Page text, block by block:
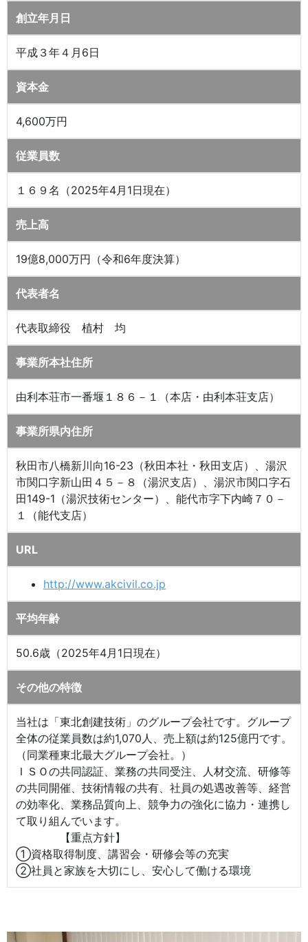
創立年月日
平成３年４月6日
資本金
4,600万円
従業員数
１６９名（2025年4月1日現在）
売上高
19億8,000万円（令和6年度決算）
代表者名
代表取締役 植村 均
事業所本社住所
由利本荘市一番堰１８６－１（本店・由利本荘支店）
事業所県内住所
秋田市八橋新川向16-23（秋田本社・秋田支店）、湯沢
市関口字新山田４５－８（湯沢支店）、湯沢市関口字石
田149-1（湯沢技術センター）、能代市字下内崎７０－
１（能代支店）
URL
http://www.akcivil.co.jp
平均年齢
50.6歳（2025年4月1日現在）
その他の特徴
当社は「東北創建技術」のグループ会社です。グループ
全体の従業員数は約1,070人、売上額は約125億円です。
（同業種東北最大グループ会社。）
ＩＳＯの共同認証、業務の共同受注、人材交流、研修等
の共同開催、技術情報の共有、社員の処遇改善等、経営
の効率化、業務品質向上、競争力の強化に協力・連携し
て取り組んでいます。
【重点方針】
①資格取得制度、講習会・研修会等の充実
②社員と家族を大切にし、安心して働ける環境